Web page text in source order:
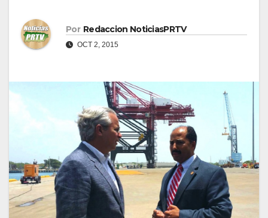
Por Redaccion NoticiasPRTV
OCT 2, 2015